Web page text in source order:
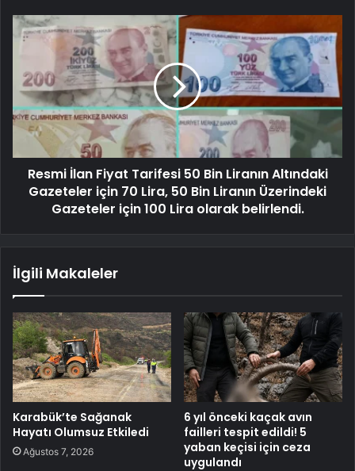
Resmi İlan Fiyat Tarifesi 50 Bin Liranın Altındaki
Gazeteler için 70 Lira, 50 Bin Liranın Üzerindeki
Gazeteler için 100 Lira olarak belirlendi.
İlgili Makaleler
Karabük’te Sağanak
Hayatı Olumsuz Etkiledi
Ağustos 7, 2026
6 yıl önceki kaçak avın
failleri tespit edildi! 5
yaban keçisi için ceza
uygulandı